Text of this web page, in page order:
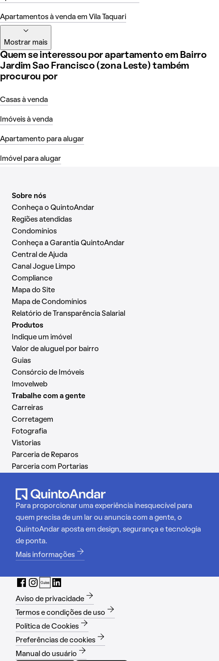
Apartamentos à venda em Vila Taquari
Mostrar mais
Quem se interessou por apartamento em Bairro
Jardim Sao Francisco (zona Leste) também
procurou por
Casas à venda
Imóveis à venda
Apartamento para alugar
Imóvel para alugar
Sobre nós
Conheça o QuintoAndar
Regiões atendidas
Condomínios
Conheça a Garantia QuintoAndar
Central de Ajuda
Canal Jogue Limpo
Compliance
Mapa do Site
Mapa de Condomínios
Relatório de Transparência Salarial
Produtos
Indique um imóvel
Valor de aluguel por bairro
Guias
Consórcio de Imóveis
Imovelweb
Trabalhe com a gente
Carreiras
Corretagem
Fotografia
Vistorias
Parceria de Reparos
Parceria com Portarias
Para proporcionar uma experiência inesquecível para
quem precisa de um lar ou anuncia com a gente, o
QuintoAndar aposta em design, segurança e tecnologia
de ponta.
Mais informações
Aviso de privacidade
Termos e condições de uso
Política de Cookies
Preferências de cookies
Manual do usuário